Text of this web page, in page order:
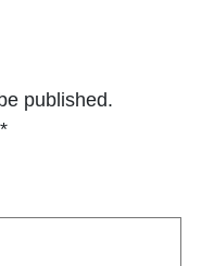
published.
*